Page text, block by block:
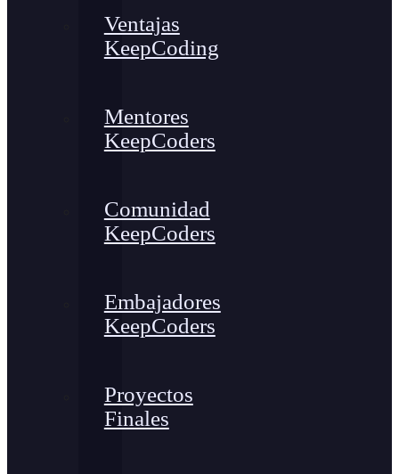
Ventajas
KeepCoding
Mentores
KeepCoders
Comunidad
KeepCoders
Embajadores
KeepCoders
Proyectos
Finales